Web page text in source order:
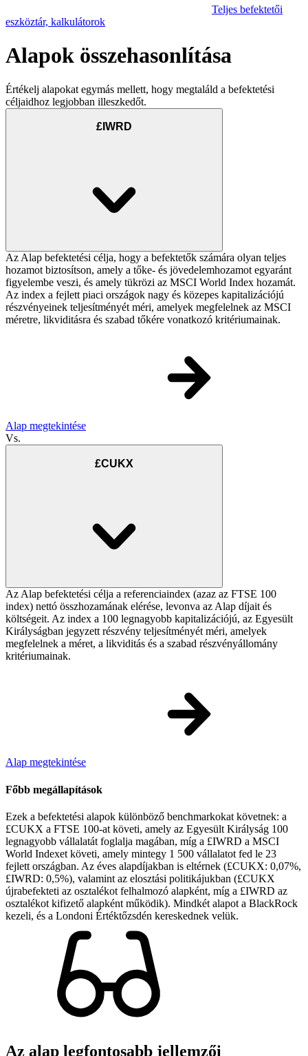
Teljes befektetői
eszköztár, kalkulátorok
Alapok összehasonlítása
Értékelj alapokat egymás mellett, hogy megtaláld a befektetési
céljaidhoz legjobban illeszkedőt.
£IWRD
Az Alap befektetési célja, hogy a befektetők számára olyan teljes
hozamot biztosítson, amely a tőke- és jövedelemhozamot egyaránt
figyelembe veszi, és amely tükrözi az MSCI World Index hozamát.
Az index a fejlett piaci országok nagy és közepes kapitalizációjú
részvényeinek teljesítményét méri, amelyek megfelelnek az MSCI
méretre, likviditásra és szabad tőkére vonatkozó kritériumainak.
Alap megtekintése
Vs.
£CUKX
Az Alap befektetési célja a referenciaindex (azaz az FTSE 100
index) nettó összhozamának elérése, levonva az Alap díjait és
költségeit. Az index a 100 legnagyobb kapitalizációjú, az Egyesült
Királyságban jegyzett részvény teljesítményét méri, amelyek
megfelelnek a méret, a likviditás és a szabad részvényállomány
kritériumainak.
Alap megtekintése
Főbb megállapítások
Ezek a befektetési alapok különböző benchmarkokat követnek: a
£CUKX a FTSE 100-at követi, amely az Egyesült Királyság 100
legnagyobb vállalatát foglalja magában, míg a £IWRD a MSCI
World Indexet követi, amely mintegy 1 500 vállalatot fed le 23
fejlett országban. Az éves alapdíjakban is eltérnek (£CUKX: 0,07%,
£IWRD: 0,5%), valamint az elosztási politikájukban (£CUKX
újrabefekteti az osztalékot felhalmozó alapként, míg a £IWRD az
osztalékot kifizető alapként működik). Mindkét alapot a BlackRock
kezeli, és a Londoni Értéktőzsdén kereskednek velük.
Az alap legfontosabb jellemzői